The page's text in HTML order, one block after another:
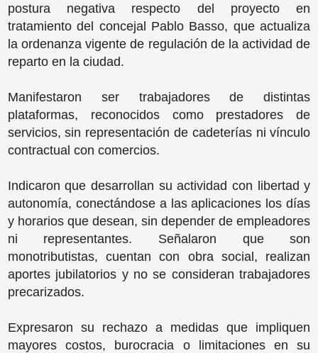
postura negativa respecto del proyecto en
tratamiento del concejal Pablo Basso, que actualiza
la ordenanza vigente de regulación de la actividad de
reparto en la ciudad.
Manifestaron ser trabajadores de distintas
plataformas, reconocidos como prestadores de
servicios, sin representación de cadeterías ni vínculo
contractual con comercios.
Indicaron que desarrollan su actividad con libertad y
autonomía, conectándose a las aplicaciones los días
y horarios que desean, sin depender de empleadores
ni representantes. Señalaron que son
monotributistas, cuentan con obra social, realizan
aportes jubilatorios y no se consideran trabajadores
precarizados.
Expresaron su rechazo a medidas que impliquen
mayores costos, burocracia o limitaciones en su